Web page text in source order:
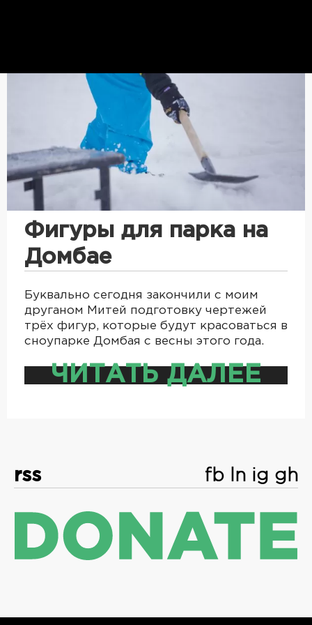
Фигуры для парка на
Домбае
Буквально сегодня закончили с моим
друганом Митей подготовку чертежей
трёх фигур, которые будут красоваться в
сноупарке Домбая с весны этого года.
ЧИТАТЬ ДАЛЕЕ
rss fb ln ig gh